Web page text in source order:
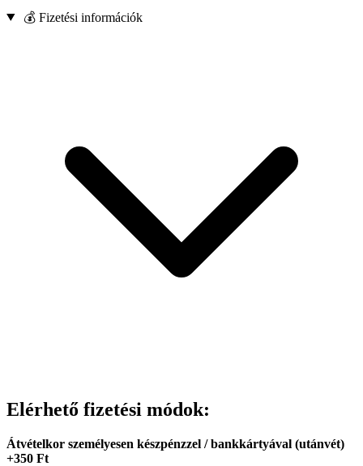
💰 Fizetési információk
Elérhető fizetési módok:
Átvételkor személyesen készpénzzel / bankkártyával (utánvét)
+350 Ft